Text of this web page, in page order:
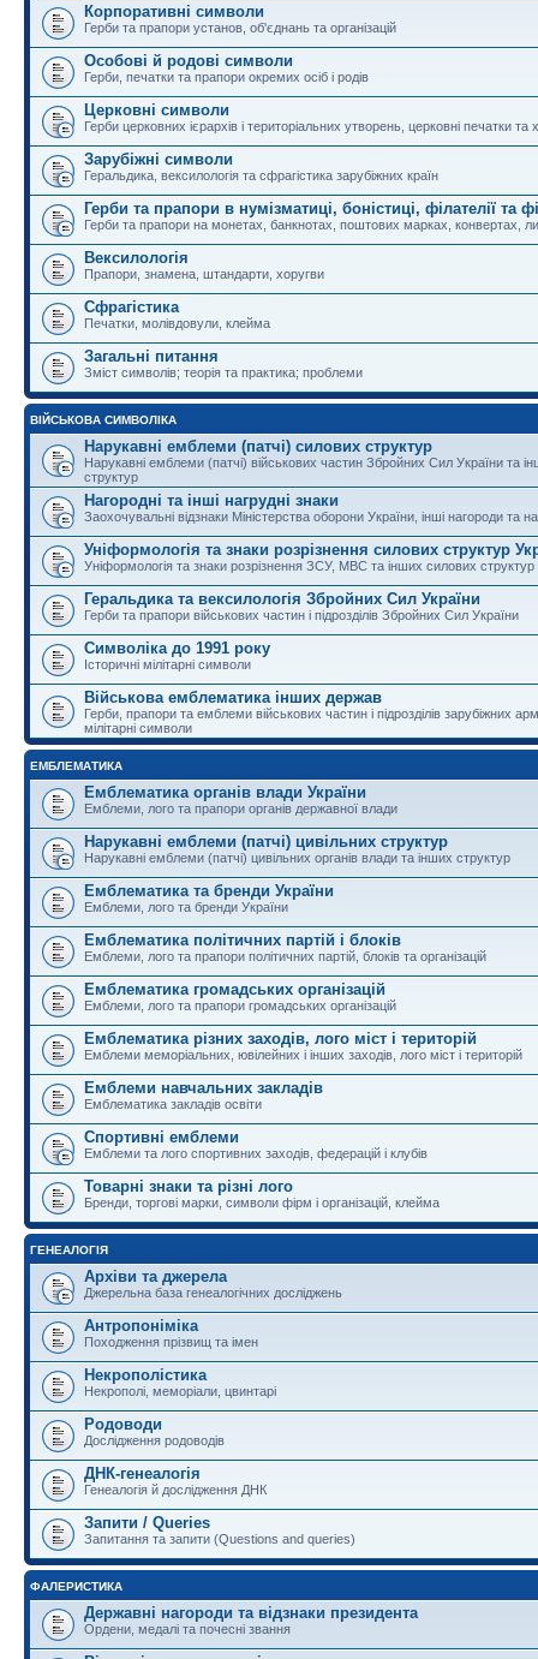
Корпоративні символи
Герби та прапори установ, об'єднань та організацій
Особові й родові символи
Герби, печатки та прапори окремих осіб і родів
Церковні символи
Герби церковних ієрархів і територіальних утворень, церковні печатки та
Зарубіжні символи
Геральдика, вексилологія та сфрагістика зарубіжних країн
Герби та прапори в нумізматиці, боністиці, філателії та
Герби та прапори на монетах, банкнотах, поштових марках, конвертах,
Вексилологія
Прапори, знамена, штандарти, хоругви
Сфрагістика
Печатки, молівдовули, клейма
Загальні питання
Зміст символів; теорія та практика; проблеми
ВІЙСЬКОВА СИМВОЛІКА
Нарукавні емблеми (патчі) силових структур
Нарукавні емблеми (патчі) військових частин Збройних Сил України та
структур
Нагородні та інші нагрудні знаки
Заохочувальні відзнаки Міністерства оборони України, інші нагороди та
Уніформологія та знаки розрізнення силових структур
Уніформологія та знаки розрізнення ЗСУ, МВС та інших силових структур
Геральдика та вексилологія Збройних Сил України
Герби та прапори військових частин і підрозділів Збройних Сил України
Символіка до 1991 року
Історичні мілітарні символи
Військова емблематика інших держав
Герби, прапори та емблеми військових частин і підрозділів зарубіжних
мілітарні символи
ЕМБЛЕМАТИКА
Емблематика органів влади України
Емблеми, лого та прапори органів державної влади
Нарукавні емблеми (патчі) цивільних структур
Нарукавні емблеми (патчі) цивільних органів влади та інших структур
Емблематика та бренди України
Емблеми, лого та бренди України
Емблематика політичних партій і блоків
Емблеми, лого та прапори політичних партій, блоків та організацій
Емблематика громадських організацій
Емблеми, лого та прапори громадських організацій
Емблематика різних заходів, лого міст і територій
Емблеми меморіальних, ювілейних і інших заходів, лого міст і територій
Емблеми навчальних закладів
Емблематика закладів освіти
Спортивні емблеми
Емблеми та лого спортивних заходів, федерацій і клубів
Товарні знаки та різні лого
Бренди, торгові марки, символи фірм і організацій, клейма
ГЕНЕАЛОГІЯ
Архіви та джерела
Джерельна база генеалогічних досліджень
Антропоніміка
Походження прізвищ та імен
Некрополістика
Некрополі, меморіали, цвинтарі
Родоводи
Дослідження родоводів
ДНК-генеалогія
Генеалогія й дослідження ДНК
Запити / Queries
Запитання та запити (Questions and queries)
ФАЛЕРИСТИКА
Державні нагороди та відзнаки президента
Ордени, медалі та почесні звання